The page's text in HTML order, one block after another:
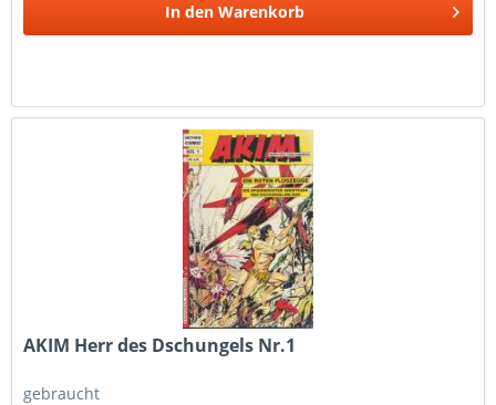
In den Warenkorb
AKIM Herr des Dschungels Nr.1
gebraucht